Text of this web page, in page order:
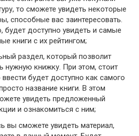
то сможете увидеть некоторые
способные вас заинтересовать.
будет доступно увидеть и самые
книги с их рейтингом;
раздел, который позволит
нужную книжку. При этом, стоит
ввести будет доступно как самого
название книги. В этом
увидеть предложенный
и ознакомиться с ним;
вы сможете увидеть материал,